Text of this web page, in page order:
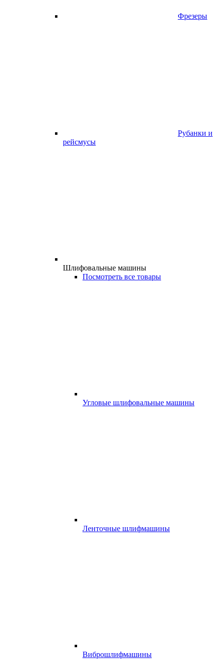
Фрезеры
Рубанки и
рейсмусы
Шлифовальные машины
Посмотреть все товары
Угловые шлифовальные машины
Ленточные шлифмашины
Виброшлифмашины